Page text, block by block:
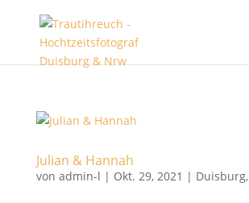
Julian & Hannah
von admin-l | Okt. 29, 2021 | Duisburg,